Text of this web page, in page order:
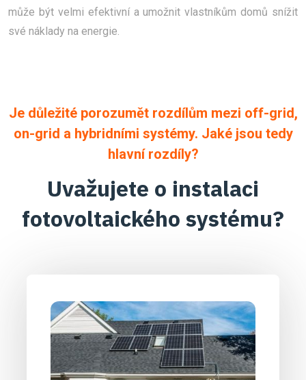
může být velmi efektivní a umožnit vlastníkům domů snížit
své náklady na energie.
Je důležité porozumět rozdílům mezi off-grid,
on-grid a hybridními systémy. Jaké jsou tedy
hlavní rozdíly?
Uvažujete o instalaci
fotovoltaického systému?